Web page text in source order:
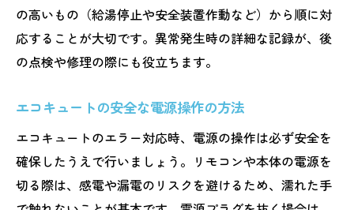
の高いもの（給湯停止や安全装置作動など）から順に対
応することが大切です。異常発生時の詳細な記録が、後
の点検や修理の際にも役立ちます。
エコキュートの安全な電源操作の方法
エコキュートのエラー対応時、電源の操作は必ず安全を
確保したうえで行いましょう。リモコンや本体の電源を
切る際は、感電や漏電のリスクを避けるため、濡れた手